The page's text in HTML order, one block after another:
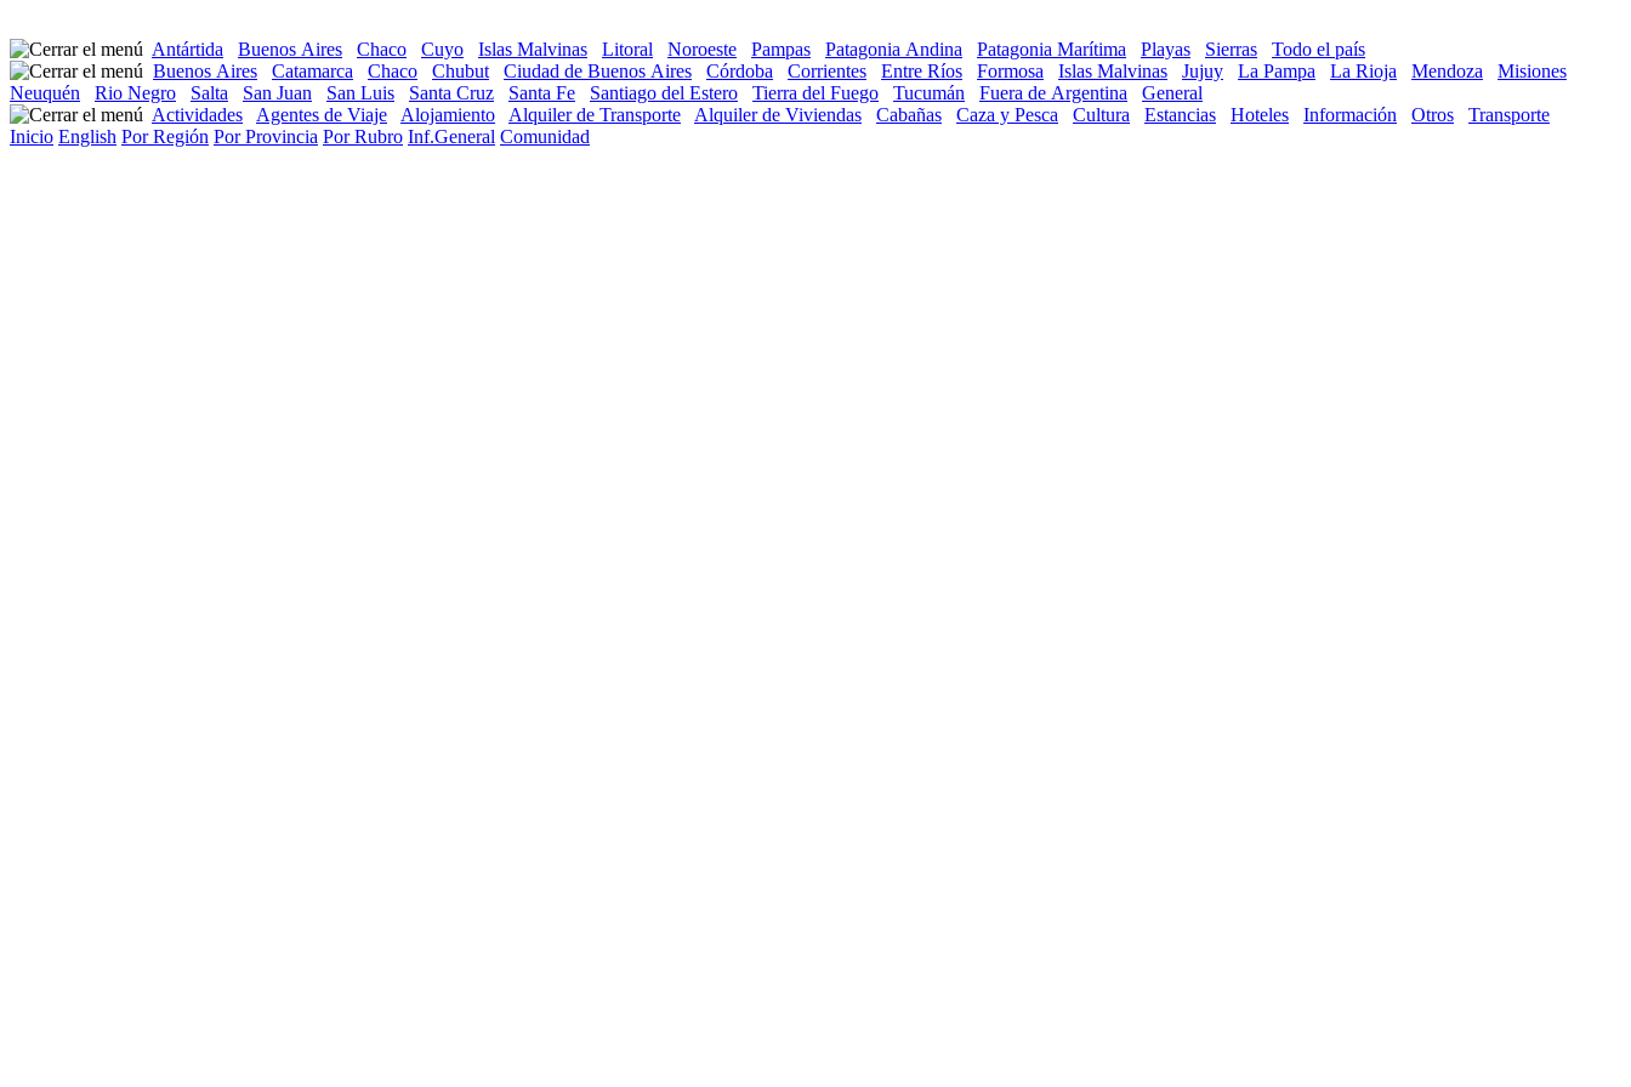
Antártida Buenos Aires Chaco Cuyo Islas Malvinas Litoral Noroeste Pampas Patagonia Andina Patagonia Marítima Playas Sierras
Todo el país
Buenos Aires
Catamarca Chaco Chubut Ciudad de Buenos Aires Córdoba Corrientes Entre Ríos Formosa Islas Malvinas Jujuy La Pampa La Rioja Mendoza
Misiones
Neuquén
Rio Negro Salta San Juan San Luis Santa Cruz Santa Fe Santiago del Estero Tierra del Fuego Tucumán Fuera de Argentina
General
Actividades
Agentes de Viaje Alojamiento Alquiler de Transporte Alquiler de Viviendas Cabañas Caza y Pesca Cultura Estancias Hoteles Información Otros
Transporte
Inicio English Por Región Por Provincia Por Rubro Inf.General Comunidad